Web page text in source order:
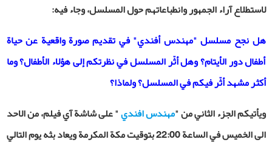
لاستطلاع آراء الجمهور وانطباعاتهم حول المسلسل، وجاء فيه:
هل نجح مسلسل "مهندس أفندي" في تقديم صورة واقعية عن حياة
أطفال دور الأيتام؟ وهل أثّر المسلسل في نظرتكم إلى هؤلاء الأطفال؟ وما
أكثر مشهد أثّر فيكم في المسلسل؟ ولماذا؟
ويأتيكم الجزء الثاني من "مهندس افندي" على شاشة آي فيلم، من الاحد
الى الخميس في الساعة 22:00 بتوقيت مكة المكرمة ويعاد بثه يوم التالي